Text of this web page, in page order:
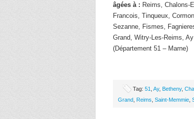
âgées à : Reims, Chalons-
Francois, Tinqueux,
Sezanne, Fismes,
Grand, Witry-Les-Reims, Ay
(Département 51 – Marne)
Tag: 51 Ay, Betheny,
Grand Reims Saint-Memmie